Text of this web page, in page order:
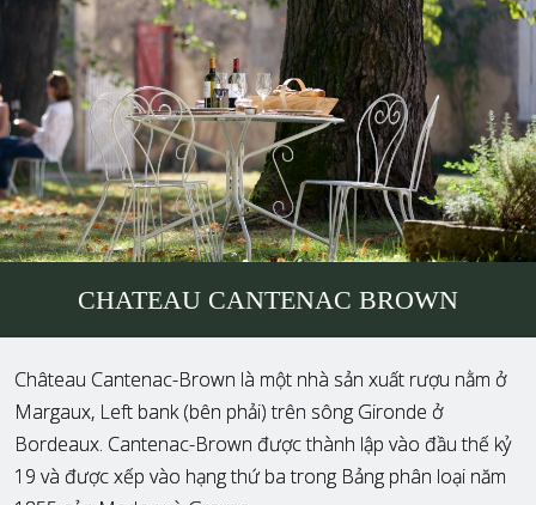
CHATEAU CANTENAC BROWN
Château Cantenac-Brown là một nhà sản xuất rượu nằm ở
Margaux, Left bank (bên phải) trên sông Gironde ở
Bordeaux. Cantenac-Brown được thành lập vào đầu thế kỷ
19 và được xếp vào hạng thứ ba trong Bảng phân loại năm